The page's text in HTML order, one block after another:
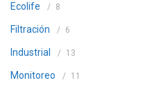
Ecolife 8
Filtración 6
Industrial 13
Monitoreo 11